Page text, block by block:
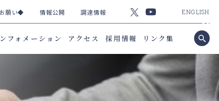
願い◆ 情報公開 調達情報 ENGLISH
フォメーション アクセス 採用情報 リンク集